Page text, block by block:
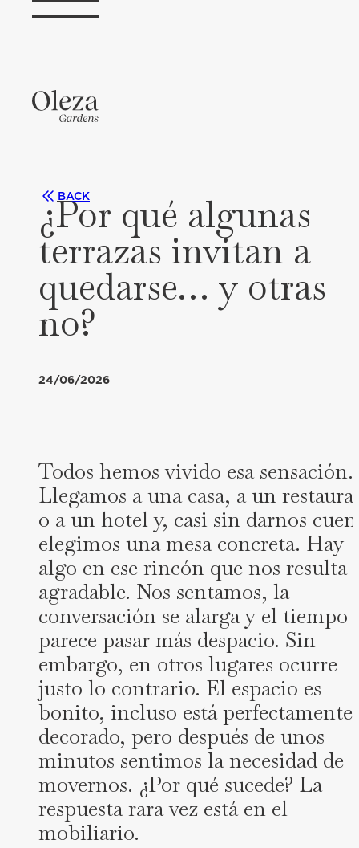
BACK
¿Por qué algunas
terrazas invitan a
quedarse… y otras
no?
24/06/2026
Todos hemos vivido esa sensación.
Llegamos a una casa, a un
o a un hotel y, casi sin darnos
elegimos una mesa concreta. Hay
algo en ese rincón que nos resulta
agradable. Nos sentamos, la
conversación se alarga y el tiempo
parece pasar más despacio. Sin
embargo, en otros lugares ocurre
justo lo contrario. El espacio es
bonito, incluso está perfectamente
decorado, pero después de unos
minutos sentimos la necesidad de
movernos. ¿Por qué sucede? La
respuesta rara vez está en el
mobiliario.